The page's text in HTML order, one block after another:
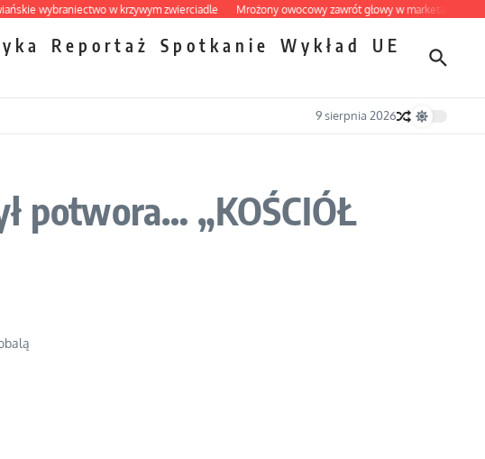
wybraniectwo w krzywym zwierciadle Mrożony owocowy zawrót głowy w marketach
Reportaż Spotkanie Wykład
UE
9 sierpnia 2026
potwora… „KOŚCIÓŁ